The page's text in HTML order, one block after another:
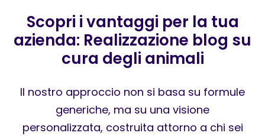
Scopri i vantaggi per la tua
azienda: Realizzazione blog su
cura degli animali
Il nostro approccio non si basa su formule
generiche, ma su una visione
personalizzata, costruita attorno a chi sei